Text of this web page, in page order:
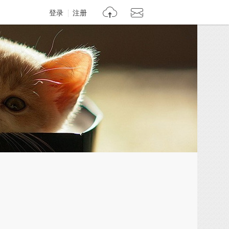
登录 注册